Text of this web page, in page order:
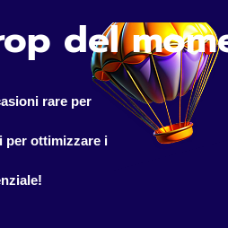
del
rare per